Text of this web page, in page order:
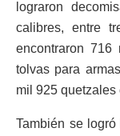
lograron
calibres, entre
encontraron 716
tolvas para
mil 925 quetzales
También se